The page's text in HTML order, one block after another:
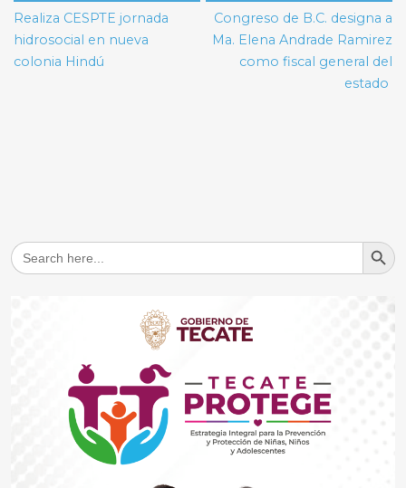
de
entradas
Realiza CESPTE jornada
hidrosocial en nueva
colonia Hindú
Congreso de B.C. designa a
Ma. Elena Andrade Ramirez
como fiscal general del
estado
Search
for:
Search